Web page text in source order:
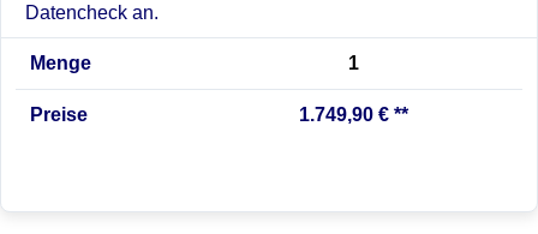
Datencheck an.
Menge 1
Preise 1.749,90 € **